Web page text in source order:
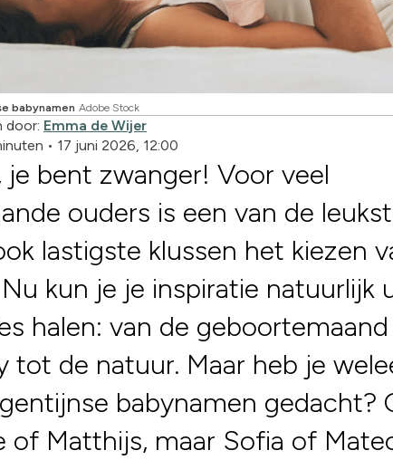
babynamen Adobe Stock
door: Emma de Wijer
• 17 juni 2026, 12:00
je bent zwanger! Voor veel
ouders is een van de
lastigste klussen het kiezen
kun je je inspiratie natuurlijk
halen: van de
tot de natuur. Maar heb je
babynamen gedacht?
of Matthijs, maar Sofia of